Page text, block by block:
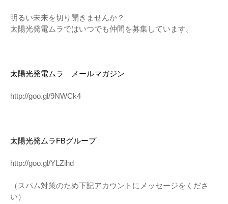
明るい未来を切り開きませんか？
太陽光発電ムラではいつでも仲間を募集しています。
太陽光発電ムラ メールマガジン
http://goo.gl/9NWCk4
太陽光発ムラFBグループ
http://goo.gl/YLZihd
（スパム対策のため下記アカウントにメッセージをくださ
い）